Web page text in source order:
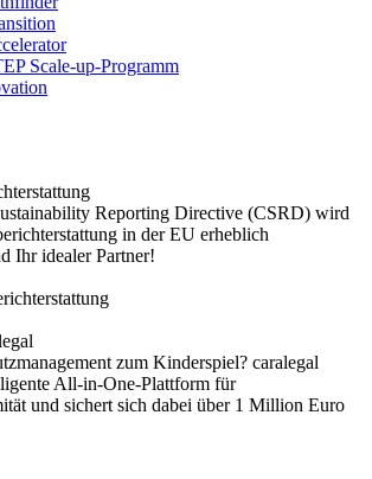
Scale-up-Programm
Reporting Directive (CSRD) wird
in der EU erheblich
Ihr idealer Partner!
zum Kinderspiel? caralegal
All-in-One-Plattform für
und sichert sich dabei über 1 Million Euro